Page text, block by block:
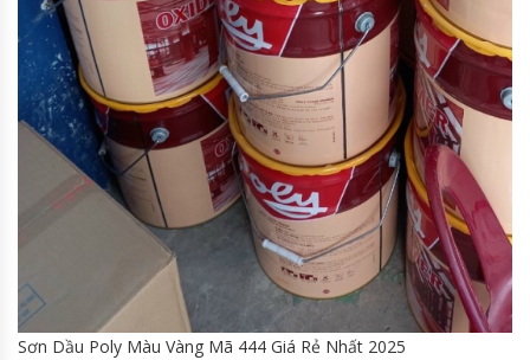
Sơn Dầu Poly Màu Vàng Mã 444 Giá Rẻ Nhất 2025